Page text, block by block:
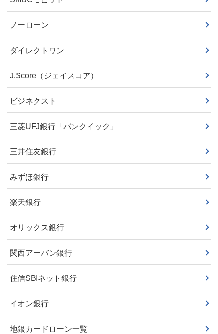
ノーローン
ダイレクトワン
J.Score（ジェイスコア）
ビジネクスト
三菱UFJ銀行「バンクイック」
三井住友銀行
みずほ銀行
楽天銀行
オリックス銀行
関西アーバン銀行
住信SBIネット銀行
イオン銀行
地銀カードローン一覧